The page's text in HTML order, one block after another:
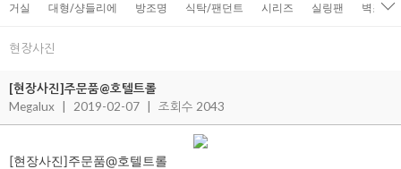
거실 대형/샹들리에 방조명 식탁/팬던트 시리즈 실링팬 벽조명
현장사진
[현장사진]주문품@호텔트롤
Megalux
2019-02-07 조회수 2043
[현장사진]주문품@호텔트롤